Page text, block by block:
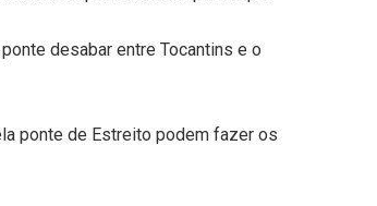
desabar entre Tocantins e o
ponte de Estreito podem fazer os